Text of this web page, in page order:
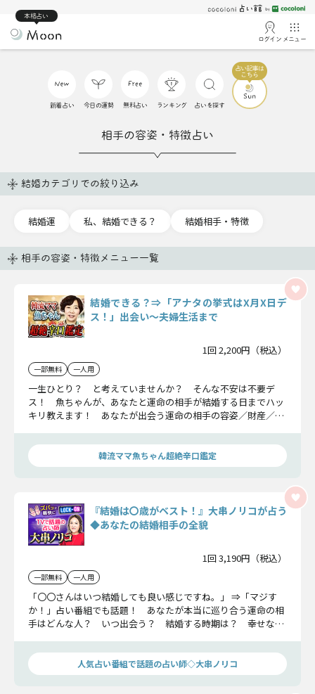
本格占い
ログイン メニュー
新着占い 今日の運勢 無料占い ランキング 占いを探す
相手の容姿・特徴占い
結婚カテゴリでの絞り込み
結婚運 私、結婚できる？ 結婚相手・特徴
相手の容姿・特徴メニュー一覧
結婚できる？⇒「アナタの挙式はX月X日デ
ス！」出会い〜夫婦生活まで
1回 2,200円（税込）
一部無料 一人用
一生ひとり？ と考えていませんか？ そんな不安は不要デ
ス！ 魚ちゃんが、あなたと運命の相手が結婚する日までハッ
キリ教えます！ あなたが出会う運命の相手の容姿／財産／将
韓流ママ魚ちゃん超絶辛口鑑定
『結婚は〇歳がベスト！』大串ノリコが占う
◆あなたの結婚相手の全貌
1回 3,190円（税込）
一部無料 一人用
「〇〇さんはいつ結婚しても良い感じですね。」 ⇒「マジす
か！」占い番組でも話題！ あなたが本当に巡り合う運命の相
手はどんな人？ いつ出会う？ 結婚する時期は？ 幸せな結
かにします！
人気占い番組で話題の占い師◇大串ノリコ